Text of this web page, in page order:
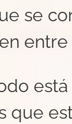
se
entre
que